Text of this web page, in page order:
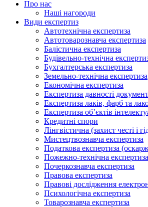
Про нас
Наші нагороди
Види експертиз
Автотехнічна експертиза
Автотоварознавча експертиза
Балістична експертиза
Будівельно-технічна
Бухгалтерська експертиза
Земельно-технічна експертиза
Економічна експертиза
Експертиза давності
Експертиза лаків, фарб та
Експертиза об’єктів
Кредитні спори
Лінгвістична (захист честі і
Мистецтвознавча експертиза
Податкова експертиза
Пожежно-технічна експертиза
Почеркознавча експертиза
Правова експертиза
Правові дослідження
Психологічна експертиза
Товарознавча експертиза